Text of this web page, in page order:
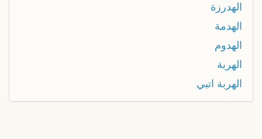
الهدرزة
الهدمة
الهدوم
الهربة
الهربة اتبي